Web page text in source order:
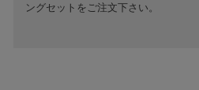
ングセットをご注文下さい。